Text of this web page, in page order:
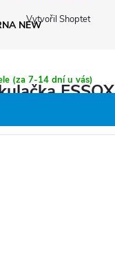
NEW
(za 7-14 dní u vás)
Vytvořil Shoptet
ESSOX